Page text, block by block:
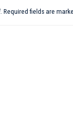
Required fields are